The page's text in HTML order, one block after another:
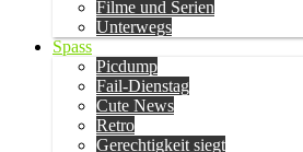
Filme und Serien
Unterwegs
Spass
Picdump
Fail-Dienstag
Cute News
Retro
Gerechtigkeit siegt